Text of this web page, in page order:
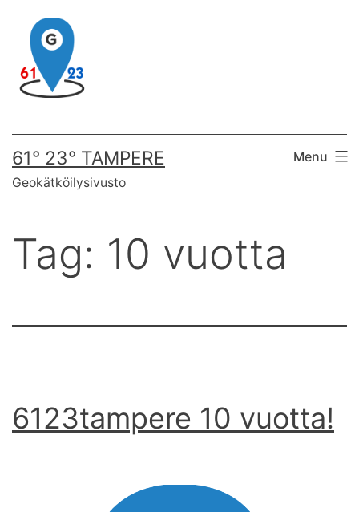
content
61° 23° TAMPERE
Geokätköilysivusto
Menu
Tag: 10 vuotta
6123tampere 10 vuotta!